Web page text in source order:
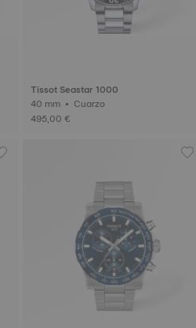
Tissot Seastar 1000
40 mm • Cuarzo
495,00 €